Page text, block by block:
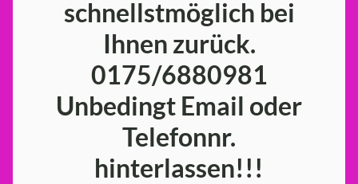
schnellstmöglich bei
Ihnen zurück.
0175/6880981
Unbedingt Email oder
Telefonnr.
hinterlassen!!!